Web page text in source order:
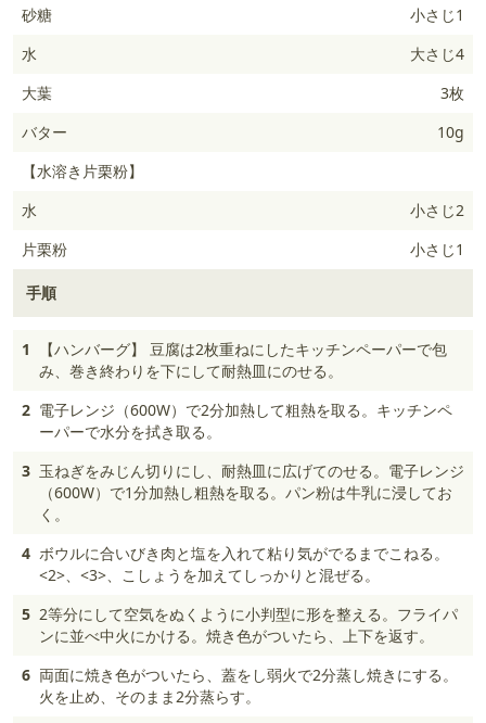
砂糖
小さじ1
水
大さじ4
大葉
3枚
バター
10g
【水溶き片栗粉】
水
小さじ2
片栗粉
小さじ1
手順
1
【ハンバーグ】 豆腐は2枚重ねにしたキッチンペーパーで包
み、巻き終わりを下にして耐熱皿にのせる。
2 電子レンジ（600W）で2分加熱して粗熱を取る。キッチンペ
ーパーで水分を拭き取る。
3 玉ねぎをみじん切りにし、耐熱皿に広げてのせる。電子レンジ
（600W）で1分加熱し粗熱を取る。パン粉は牛乳に浸してお
く。
4 ボウルに合いびき肉と塩を入れて粘り気がでるまでこねる。
<2>、<3>、こしょうを加えてしっかりと混ぜる。
5 2等分にして空気をぬくように小判型に形を整える。フライパ
ンに並べ中火にかける。焼き色がついたら、上下を返す。
6 両面に焼き色がついたら、蓋をし弱火で2分蒸し焼きにする。
火を止め、そのまま2分蒸らす。